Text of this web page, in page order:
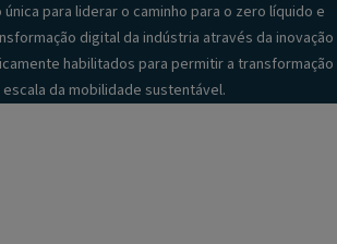
única para liderar o caminho para o zero líquido e
digital da indústria através da inovação
habilitados para permitir a transformação
da mobilidade sustentável.